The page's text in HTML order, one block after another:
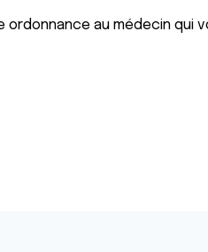
au médecin qui